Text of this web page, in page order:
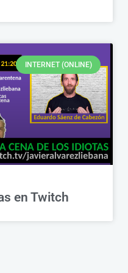
INTERNET (ONLINE)
en Twitch